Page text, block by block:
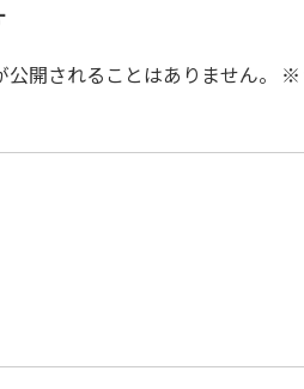
公開されることはありません。 ※